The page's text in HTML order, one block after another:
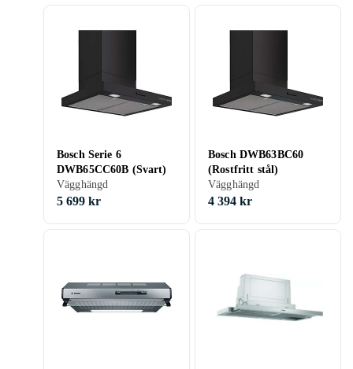
Bosch Serie 6
DWB65CC60B (Svart)
Vägghängd
5 699 kr
Bosch DWB63BC60
(Rostfritt stål)
Vägghängd
4 394 kr